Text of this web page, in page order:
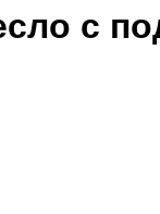
с